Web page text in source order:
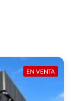
EN VENTA